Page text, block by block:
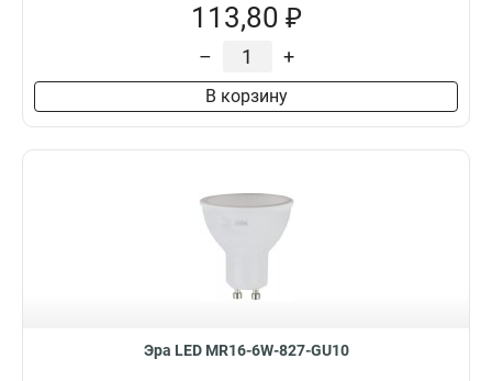
113,80 ₽
– +
В корзину
Эра LED MR16-6W-827-GU10